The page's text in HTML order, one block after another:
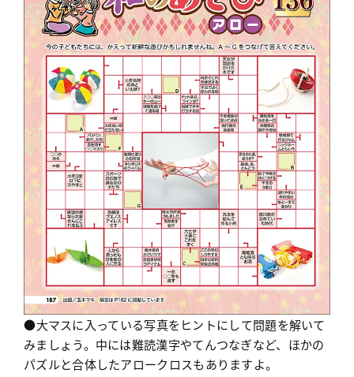
●大マスに入っている写真をヒントにして問題を解いて
みましょう。中には難読漢字やてんつなぎなど、ほかの
パズルと合体したアロークロスもありますよ。